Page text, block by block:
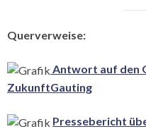
Querverweise:
Antwort auf den
ZukunftGauting
Pressebericht